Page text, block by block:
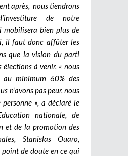
après, nous tiendrons
de notre
mobilisera bien plus de
il faut donc affûter les
que la vision du parti
élections à venir, « nous
au minimum 60% des
n’avons pas peur, nous
personne », a déclaré le
nationale, de
et de la promotion des
Stanislas Ouaro,
point de doute en ce qui